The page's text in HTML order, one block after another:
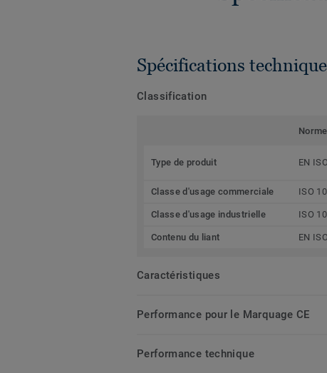
Spécifications
Classification
Norme
Type de produit EN
Classe d'usage commerciale ISO
Classe d'usage industrielle ISO
Contenu du liant EN
Caractéristiques
Performance pour le Marquage CE
Performance technique